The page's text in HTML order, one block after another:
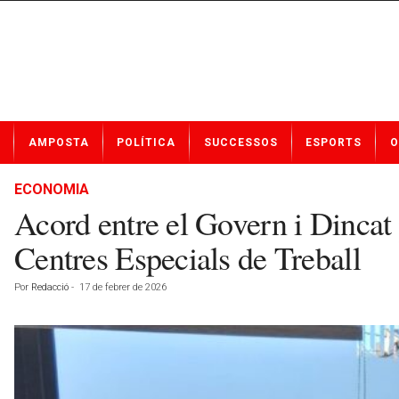
t
AMPOSTA POLÍTICA SUCCESSOS ESPORTS
ECONOMIA
Acord entre el Govern i
Centres Especials de Treball
Por Redacció - 17 de febrer de 2026